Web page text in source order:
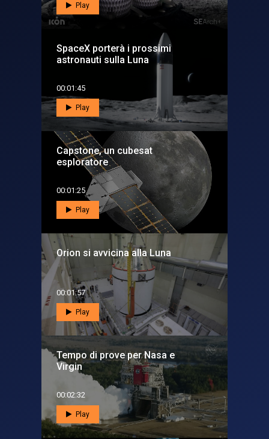
Play
SpaceX porterà i prossimi
astronauti sulla Luna
00:01:45
Play
Capstone, un cubesat
esploratore
00:01:25
Play
Orion si avvicina alla Luna
00:01:57
Play
Tempo di prove per Nasa e
Virgin
00:02:32
Play